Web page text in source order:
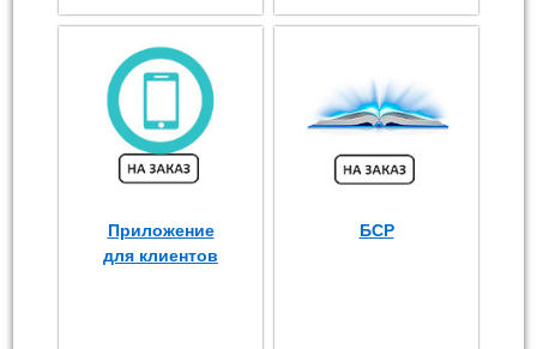
Приложение
для клиентов
БСР